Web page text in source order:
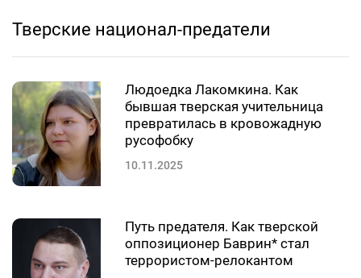
Тверские национал-предатели
Людоедка Лакомкина. Как
бывшая тверская учительница
превратилась в кровожадную
русофобку
10.11.2025
Путь предателя. Как тверской
оппозиционер Баврин* стал
террористом-релокантом